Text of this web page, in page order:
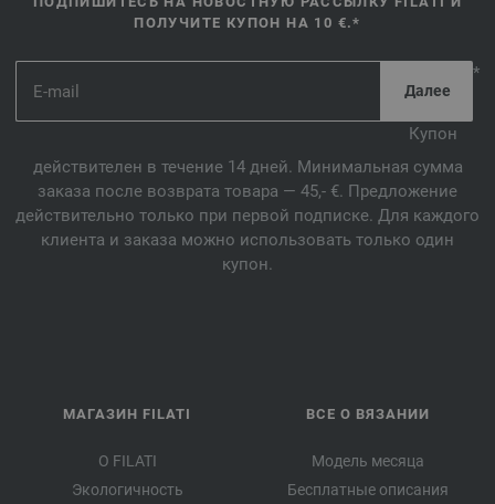
ПОЛУЧИТЕ КУПОН НА 10 €.*
*
Купон
действителен в течение 14 дней. Минимальная сумма
заказа после возврата товара — 45,- €. Предложение
действительно только при первой подписке. Для каждого
клиента и заказа можно использовать только один
купон.
МАГАЗИН FILATI
О FILATI
Экологичность
ВСЕ О ВЯЗАНИИ
Модель месяца
Бесплатные описания